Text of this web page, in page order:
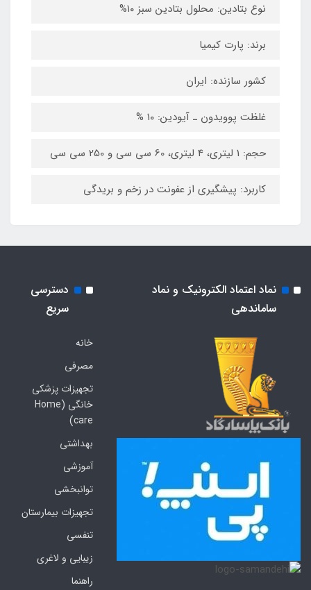
نوع بتادین: محلول بتادین سبز ۱۰%
برند: پارت کیمیا
کشور سازنده: ایران
غلظت پوویدون ـ آیودین: ۱۰ %
حجم: 1 لیتری، 4 لیتری، 60 سی سی و 250 سی سی
کاربرد: پیشگیری از عفونت در زخم و بریدگی
نماد اعتماد الکترونیک و نماد
ساماندهی
دسترسی
سریع
خانه
مصرفی
تجهیزات پزشکی
خانگی (Home
care)
بهداشتی
آموزشی
توانبخشی
تجهیزات بیمارستان
تنفسی
زیبایی و لاغری
راهنما